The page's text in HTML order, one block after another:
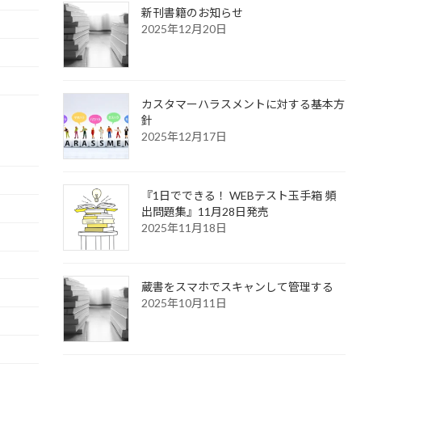
新刊書籍のお知らせ
2025年12月20日
カスタマーハラスメントに対する基本方
針
2025年12月17日
『1日でできる！ WEBテスト玉手箱 頻
出問題集』11月28日発売
2025年11月18日
蔵書をスマホでスキャンして管理する
2025年10月11日